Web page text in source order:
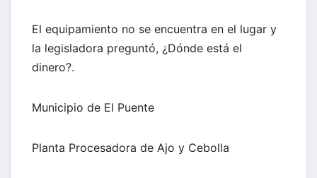
El equipamiento no se encuentra en el lugar y
la legisladora preguntó, ¿Dónde está el
dinero?.
Municipio de El Puente
Planta Procesadora de Ajo y Cebolla